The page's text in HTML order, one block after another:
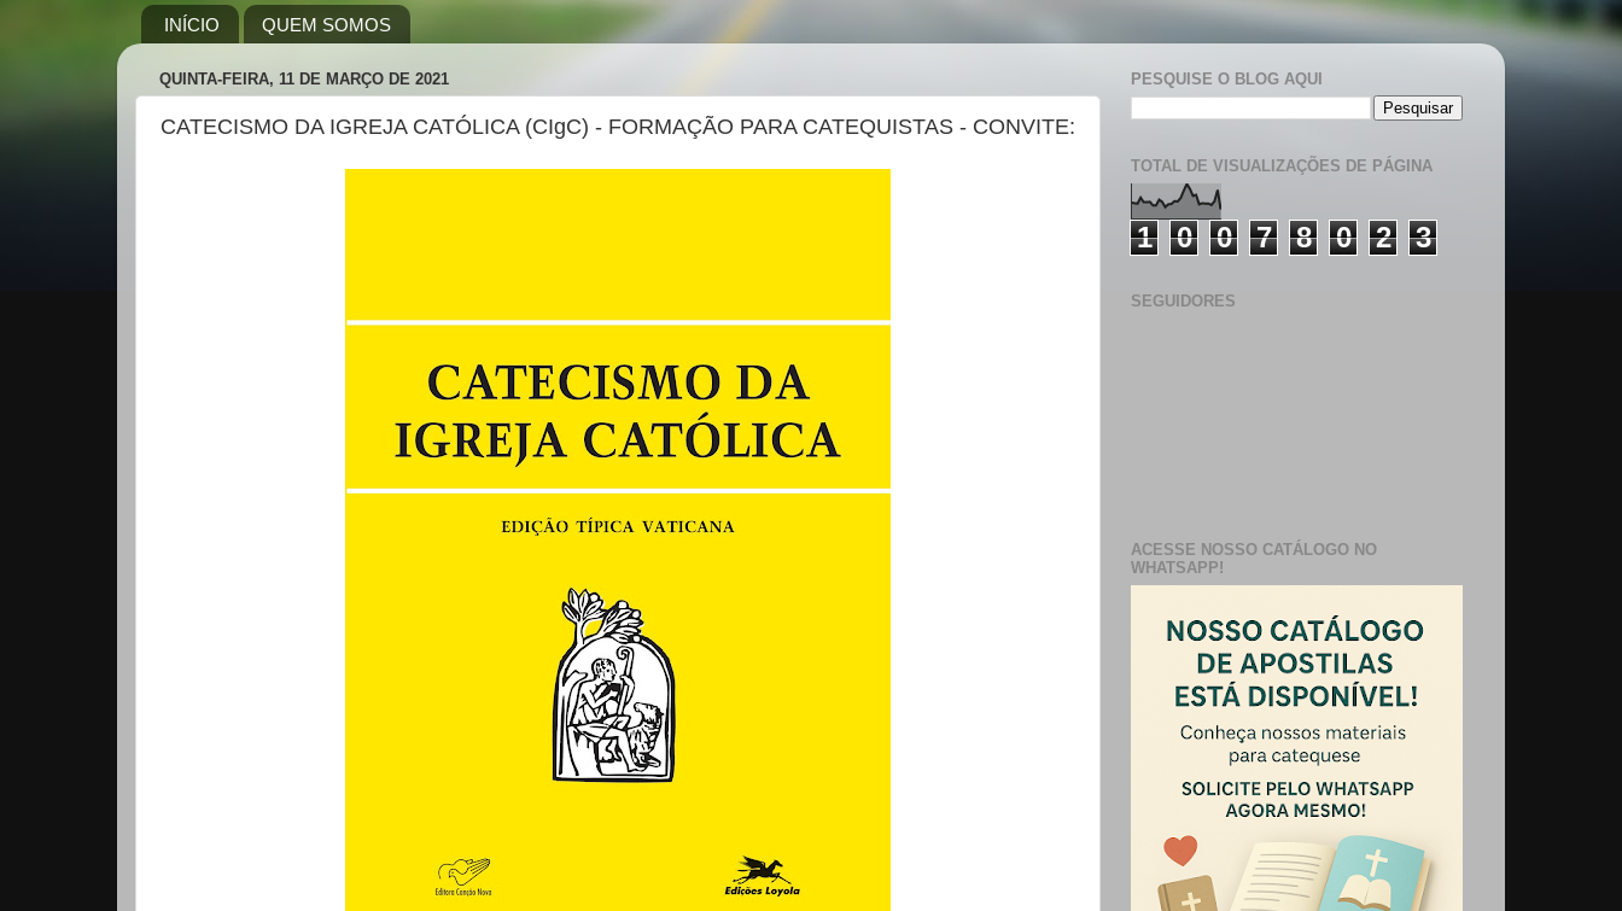
INÍCIO QUEM SOMOS
QUINTA-FEIRA, 11 DE MARÇO DE 2021
CATECISMO DA IGREJA CATÓLICA (CIgC) - FORMAÇÃO PARA CATEQUISTAS - CONVITE:
PESQUISE O BLOG AQUI
TOTAL DE VISUALIZAÇÕES DE PÁGINA
1 0 0 7 8 0 2 3
SEGUIDORES
ACESSE NOSSO CATÁLOGO NO
WHATSAPP!